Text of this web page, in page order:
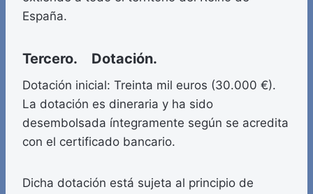
España.
Tercero. Dotación.
Dotación inicial: Treinta mil euros (30.000 €).
La dotación es dineraria y ha sido
desembolsada íntegramente según se acredita
con el certificado bancario.
Dicha dotación está sujeta al principio de